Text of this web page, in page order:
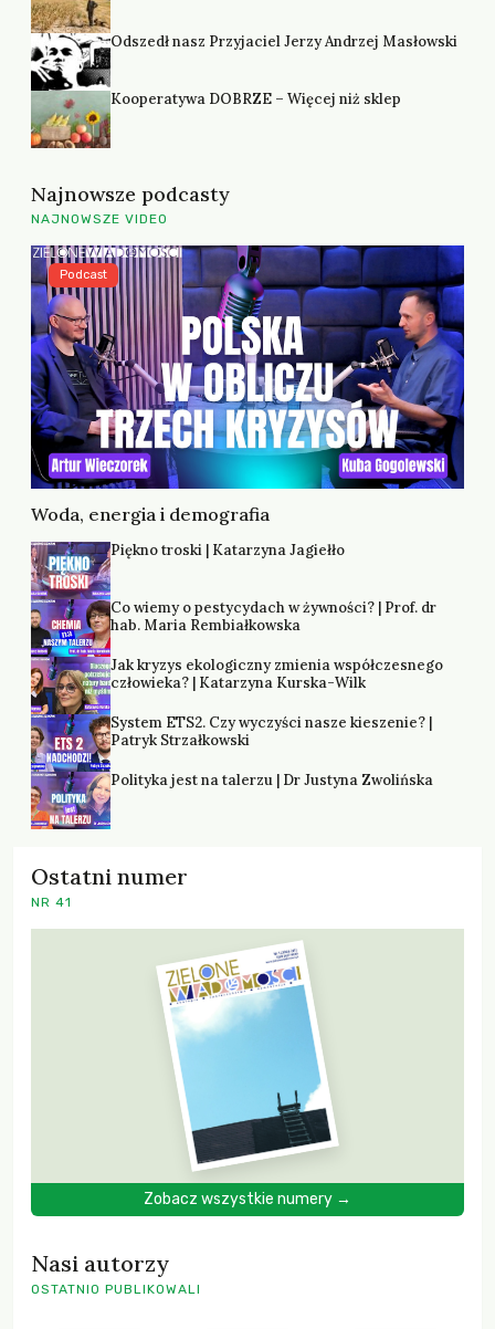
Odszedł nasz Przyjaciel Jerzy Andrzej Masłowski
Kooperatywa DOBRZE – Więcej niż sklep
Najnowsze podcasty
NAJNOWSZE VIDEO
Woda, energia i demografia
Podcast
Piękno troski | Katarzyna Jagiełło
Co wiemy o pestycydach w żywności? | Prof. dr
hab. Maria Rembiałkowska
Jak kryzys ekologiczny zmienia współczesnego
człowieka? | Katarzyna Kurska-Wilk
System ETS2. Czy wyczyści nasze kieszenie? |
Patryk Strzałkowski
Polityka jest na talerzu | Dr Justyna Zwolińska
Ostatni numer
NR 41
Zobacz wszystkie numery →
Nasi autorzy
OSTATNIO PUBLIKOWALI